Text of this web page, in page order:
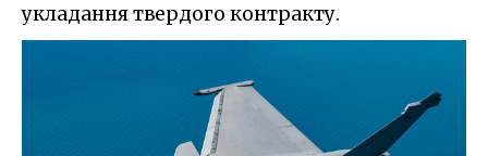
укладання твердого контракту.